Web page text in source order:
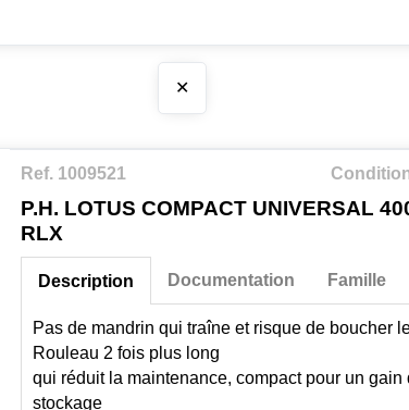
✕
Ref. 1009521
P.H. LOTUS COMPACT UNIVERSAL
RLX
Description
Pas de mandrin qui traîne et risque de boucher
Rouleau 2 fois plus long
qui réduit la maintenance, compact pour un gain
stockage
Documentation Famille